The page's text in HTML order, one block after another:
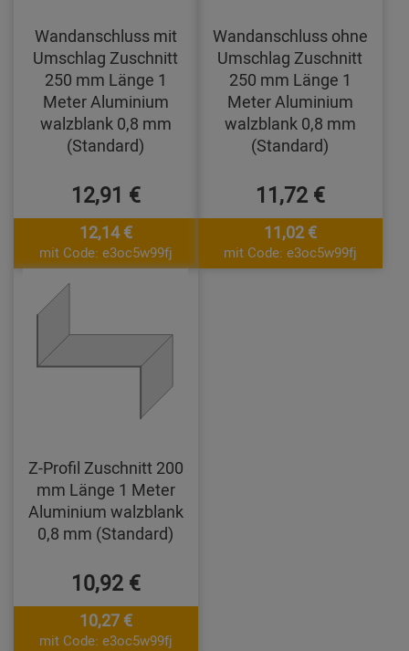
Wandanschluss mit
Umschlag Zuschnitt
250 mm Länge 1
Meter Aluminium
walzblank 0,8 mm
(Standard)
12,91 €
12,14 €
mit Code: e3oc5w99fj
Wandanschluss ohne
Umschlag Zuschnitt
250 mm Länge 1
Meter Aluminium
walzblank 0,8 mm
(Standard)
11,72 €
11,02 €
mit Code: e3oc5w99fj
Z-Profil Zuschnitt 200
mm Länge 1 Meter
Aluminium walzblank
0,8 mm (Standard)
10,92 €
10,27 €
mit Code: e3oc5w99fj